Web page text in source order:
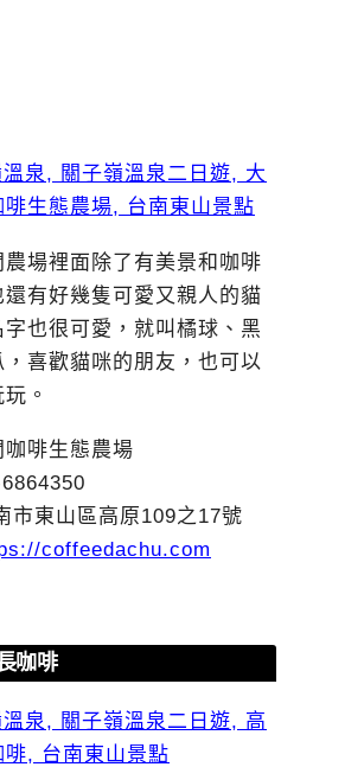
農場裡面除了有美景和咖啡
還有好幾隻可愛又親人的貓
字也很可愛，就叫橘球、黑
喜歡貓咪的朋友，也可以
。
咖啡生態農場
市東山區高原109之17號
coffeedachu.com
咖啡